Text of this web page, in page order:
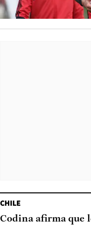
CHILE
Codina afirma que